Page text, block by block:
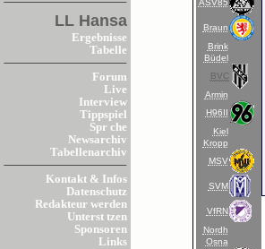
LL Hansa
Ergebnisse
Tabelle
Forum
Live
Interview
Tippspiel
Spr che
Newsarchiv
Tabellenarchiv
Kontakt & Infos
Datenschutz
Redakteur werden
Unterst tzen
Sponsoren
Links
Braun
Brink
Büdel
BVC
Armin
H96II
Kiel
Kropp
MSV
SVM
VfRN
Nordh
Osna